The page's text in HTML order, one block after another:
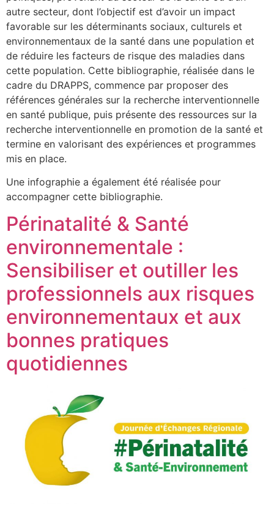
autre secteur, dont l’objectif est d’avoir un impact
favorable sur les déterminants sociaux, culturels et
environnementaux de la santé dans une population et
de réduire les facteurs de risque des maladies dans
cette population. Cette bibliographie, réalisée dans le
cadre du DRAPPS, commence par proposer des
références générales sur la recherche interventionnelle
en santé publique, puis présente des ressources sur la
recherche interventionnelle en promotion de la santé et
termine en valorisant des expériences et programmes
mis en place.
Une infographie a également été réalisée pour
accompagner cette bibliographie.
Périnatalité & Santé
environnementale :
Sensibiliser et outiller les
professionnels aux risques
environnementaux et aux
bonnes pratiques
quotidiennes